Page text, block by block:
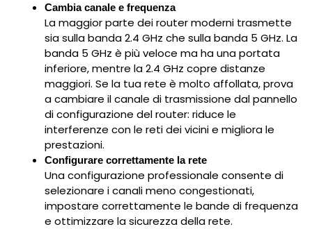
Cambia canale e frequenza
La maggior parte dei router moderni trasmette
sia sulla banda 2.4 GHz che sulla banda 5 GHz. La
banda 5 GHz è più veloce ma ha una portata
inferiore, mentre la 2.4 GHz copre distanze
maggiori. Se la tua rete è molto affollata, prova
a cambiare il canale di trasmissione dal pannello
di configurazione del router: riduce le
interferenze con le reti dei vicini e migliora le
prestazioni.
Configurare correttamente la rete
Una configurazione professionale consente di
selezionare i canali meno congestionati,
impostare correttamente le bande di frequenza
e ottimizzare la sicurezza della rete.